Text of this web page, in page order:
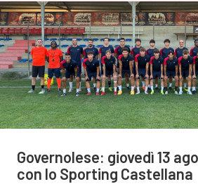
Governolese: giovedì 13
con lo Sporting Castellana